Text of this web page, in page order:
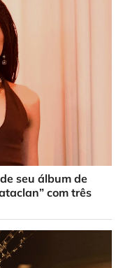
seu álbum de
com três